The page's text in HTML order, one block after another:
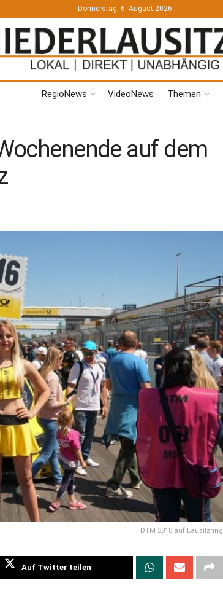
Donnerstag, 6. August 2026
RegioNews VideoNews Themen
auf dem
DTM 2018 auf Lausitzring
Auf Twitter teilen